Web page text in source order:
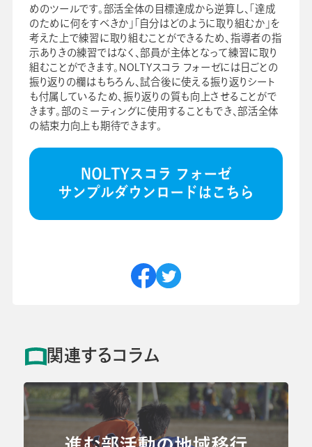
めのツールです。部活全体の目標達成から逆算し、「達成
のために何をすべきか」「自分はどのように取り組むか」を
考えた上で練習に取り組むことができるため、指導者の指
示ありきの練習ではなく、部員が主体となって練習に取り
組むことができます。NOLTYスコラ フォーゼには日ごとの
振り返りの欄はもちろん、試合後に使える振り返りシート
も付属しているため、振り返りの質も向上させることがで
きます。部のミーティングに使用することもでき、部活全体
の結束力向上も期待できます。
関連するコラム